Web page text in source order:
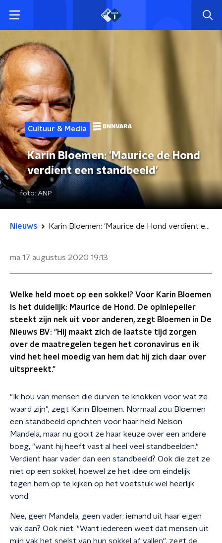
Cultuur & Media
Karin Bloemen: 'Maurice de Hond
verdient een standbeeld'
foto: ANP
Nieuws Karin Bloemen: 'Maurice de Hond verdient een standbeeld'
ma 17 augustus 2020 19:13
Welke held moet op een sokkel? Voor Karin Bloemen
is het duidelijk: Maurice de Hond. De opiniepeiler
steekt zijn nek uit voor anderen, zegt Bloemen in De
Nieuws BV: "Hij maakt zich de laatste tijd zorgen
over de maatregelen tegen het coronavirus en ik
vind het heel moedig van hem dat hij zich daar over
uitspreekt."
"Ik hou van mensen die durven te knokken voor wat ze
waard zijn", zegt Karin Bloemen. Normaal zou Bloemen
een standbeeld oprichten voor haar held Nelson
Mandela, maar nu gooit ze haar keuze over een andere
boeg, "want hij heeft vast al heel veel standbeelden."
Verdient haar vader dan een standbeeld? Ook die zet ze
niet op een sokkel, hoewel ze het idee om eindelijk
tegen hem op te kijken op het voetstuk wel heerlijk
vond.
Nee, geen Mandela, geen vader: iemand uit haar eigen
vak dan? Ook niet. "Want iedereen weet dat mensen uit
mijn vak het snelst van hun sokkel af vallen", zegt de